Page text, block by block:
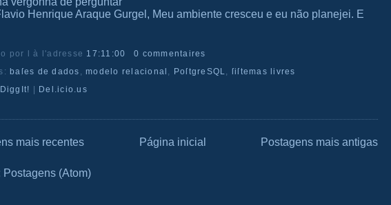
Henrique Araque Gurgel, Meu ambiente cresceu e eu não planejei. E
por là l'adresse 17:11:00
0 commentaires
baſes de dados ,modelo relacional , PoſtgreSQL, ſiſtemas livres
DiggIt! Del.icio.us
mais recentes Postagens mais antigas
Página inicial
Postagens (Atom)